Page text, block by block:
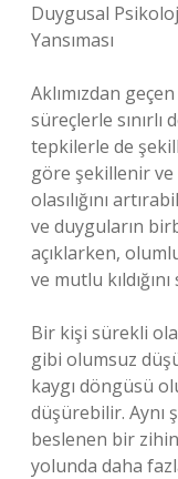
Duygusal
Yansıması
Aklımızdan
süreçlerle sınırlı
tepkilerle de
göre şekillenir ve
olasılığını
ve duyguların
açıklarken,
ve mutlu
Bir kişi sürekli
gibi olumsuz
kaygı döngüsü
düşürebilir. Aynı
beslenen bir
yolunda daha